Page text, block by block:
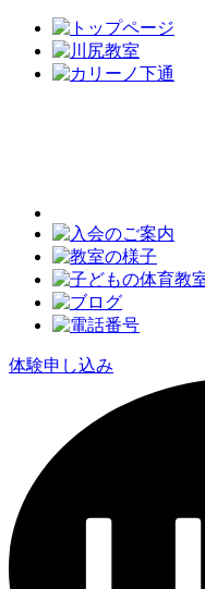
体験申し込み